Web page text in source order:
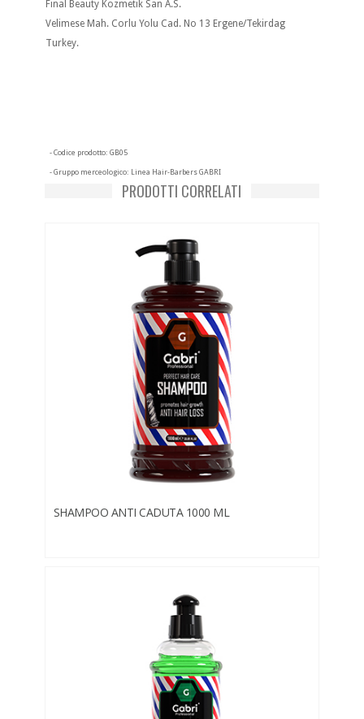
Final Beauty Kozmetik San A.S.
Velimese Mah. Corlu Yolu Cad. No 13 Ergene/Tekirdag
Turkey.
- Codice prodotto: GB05
- Gruppo merceologico: Linea Hair-Barbers GABRI
PRODOTTI CORRELATI
SHAMPOO ANTI CADUTA 1000 ML